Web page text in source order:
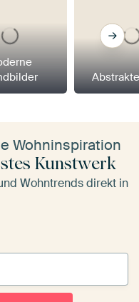
Wohninspiration
Kunstwerk
Wohntrends direkt in